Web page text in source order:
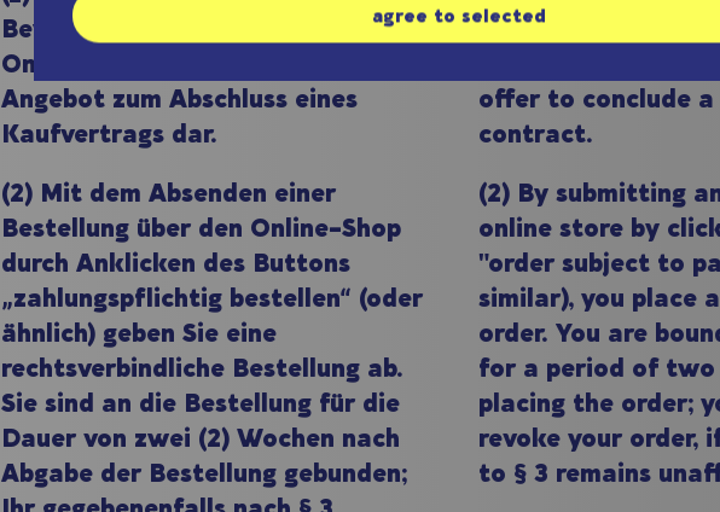
Bewerbung von Artikeln in unserem
Online-Shop stellt kein bindendes
Angebot zum Abschluss eines
Kaufvertrags dar.
(2) Mit dem Absenden einer
Bestellung über den Online-Shop
durch Anklicken des Buttons
„zahlungspflichtig bestellen“ (oder
ähnlich) geben Sie eine
rechtsverbindliche Bestellung ab.
Sie sind an die Bestellung für die
Dauer von zwei (2) Wochen nach
Abgabe der Bestellung gebunden;
advertising of
store does not
offer to conclude a
contract.
(2) By submitting
online store by
"order subject to
similar), you place
order. You are
for a period of
placing the order;
revoke your order,
to § 3 remains
agree to selected